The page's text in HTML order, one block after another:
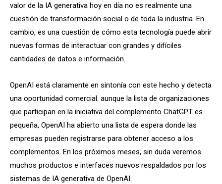
valor de la IA generativa hoy en día no es realmente una
cuestión de transformación social o de toda la industria. En
cambio, es una cuestión de cómo esta tecnología puede abrir
nuevas formas de interactuar con grandes y difíciles
cantidades de datos e información.
OpenAI está claramente en sintonía con este hecho y detecta
una oportunidad comercial: aunque la lista de organizaciones
que participan en la iniciativa del complemento ChatGPT es
pequeña, OpenAI ha abierto una lista de espera donde las
empresas pueden registrarse para obtener acceso a los
complementos. En los próximos meses, sin duda veremos
muchos productos e interfaces nuevos respaldados por los
sistemas de IA generativa de OpenAI.